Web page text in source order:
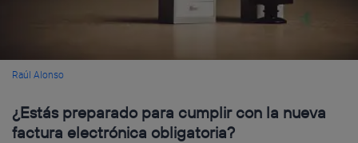
Raúl Alonso
¿Estás preparado para cumplir con la nueva
factura electrónica obligatoria?